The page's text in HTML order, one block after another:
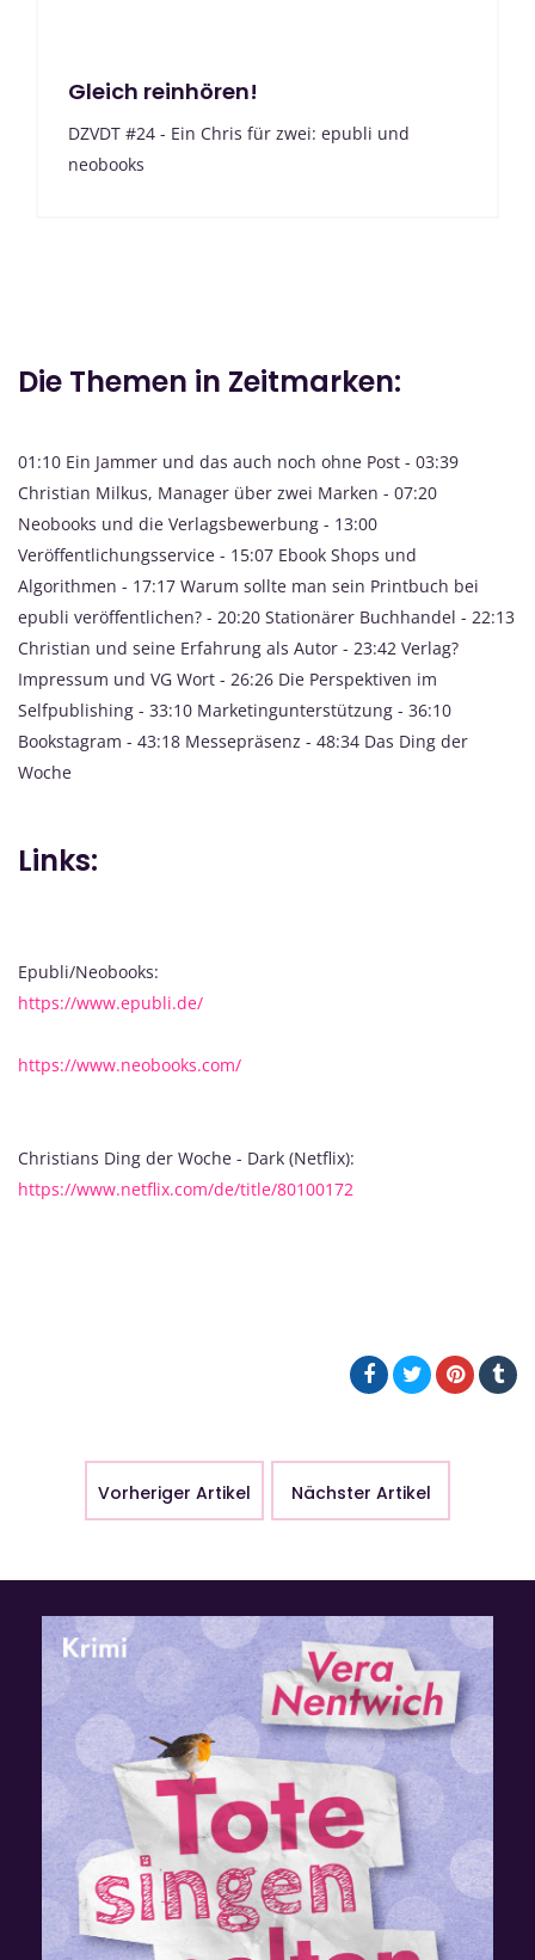
Gleich reinhören!
DZVDT #24 - Ein Chris für zwei: epubli und
neobooks
Die Themen in Zeitmarken:
01:10 Ein Jammer und das auch noch ohne Post - 03:39
Christian Milkus, Manager über zwei Marken - 07:20
Neobooks und die Verlagsbewerbung - 13:00
Veröffentlichungsservice - 15:07 Ebook Shops und
Algorithmen - 17:17 Warum sollte man sein Printbuch bei
epubli veröffentlichen? - 20:20 Stationärer Buchhandel - 22:13
Christian und seine Erfahrung als Autor - 23:42 Verlag?
Impressum und VG Wort - 26:26 Die Perspektiven im
Selfpublishing - 33:10 Marketingunterstützung - 36:10
Bookstagram - 43:18 Messepräsenz - 48:34 Das Ding der
Woche
Links:
Epubli/Neobooks:
https://www.epubli.de/
https://www.neobooks.com/
Christians Ding der Woche - Dark (Netflix):
https://www.netflix.com/de/title/80100172
Vorheriger Artikel Nächster Artikel